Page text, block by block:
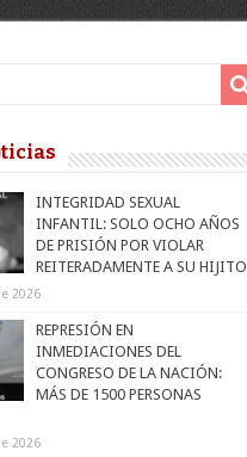
INTEGRIDAD SEXUAL
INFANTIL: SOLO OCHO AÑOS
DE PRISIÓN POR VIOLAR
REITERADAMENTE A SU HIJITO
2026
REPRESIÓN EN
INMEDIACIONES DEL
CONGRESO DE LA NACIÓN:
MÁS DE 1500 PERSONAS
2026